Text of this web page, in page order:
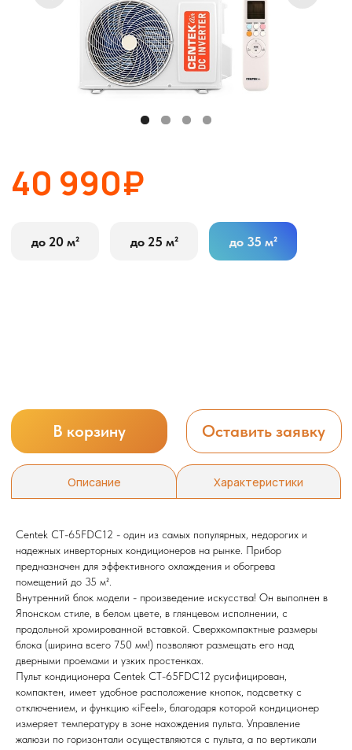
Характеристики
Описание
до 25 м² до 35 м²
В корзину
40 990₽
Centek CT-65FDC12 - один из самых популярных, недорогих и
надежных инверторных кондиционеров на рынке. Прибор
предназначен для эффективного охлаждения и обогрева
помещений до 35 м².
Внутренний блок модели - произведение искусства! Он выполнен в
Японском стиле, в белом цвете, в глянцевом исполнении, с
продольной хромированной вставкой. Сверхкомпактные размеры
блока (ширина всего 750 мм!) позволяют размещать его над
дверными проемами и узких простенках.
Пульт кондиционера Centek CT-65FDC12 русифицирован,
компактен, имеет удобное расположение кнопок, подсветку с
отключением, и функцию «iFeel», благодаря которой кондиционер
измеряет температуру в зоне нахождения пульта. Управление
жалюзи по горизонтали осуществляются с пульта, а по вертикали